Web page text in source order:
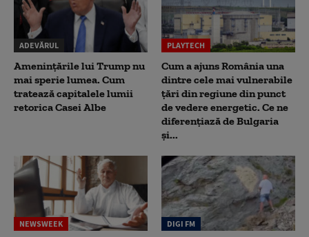
ADEVĂRUL
Amenințările lui Trump nu
mai sperie lumea. Cum
tratează capitalele lumii
retorica Casei Albe
PLAYTECH
Cum a ajuns România una
dintre cele mai vulnerabile
țări din regiune din punct
de vedere energetic. Ce ne
diferențiază de Bulgaria
și...
NEWSWEEK DIGI FM